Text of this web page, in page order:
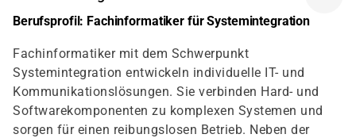
Berufsprofil: Fachinformatiker für Systemintegration
Fachinformatiker mit dem Schwerpunkt
Systemintegration entwickeln individuelle IT- und
Kommunikationslösungen. Sie verbinden Hard- und
Softwarekomponenten zu komplexen Systemen und
sorgen für einen reibungslosen Betrieb. Neben der